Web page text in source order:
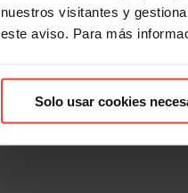
nuestros visitantes y
este aviso. Para más
Solo usar cookies